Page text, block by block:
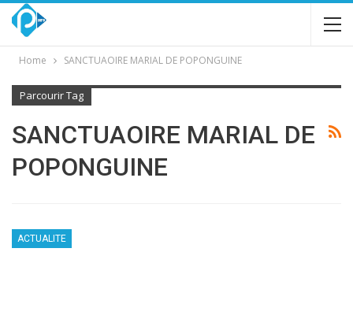
Home SANCTUAOIRE MARIAL DE POPONGUINE
Parcourir Tag
SANCTUAOIRE MARIAL DE
POPONGUINE
ACTUALITE